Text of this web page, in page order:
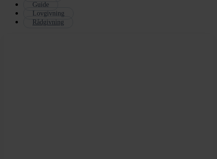
Guide
Lovgivning
Rådgivning